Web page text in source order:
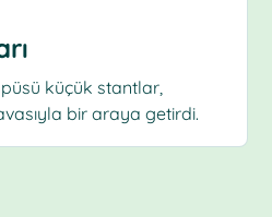
küçük stantlar,
bir araya getirdi.